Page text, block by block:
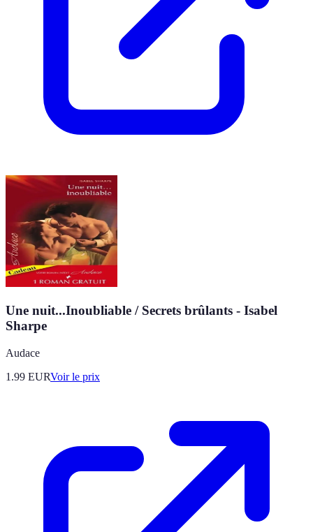
Une nuit...Inoubliable / Secrets brûlants - Isabel
Sharpe
Audace
1.99 EURVoir le prix